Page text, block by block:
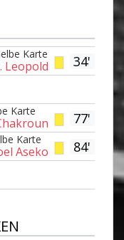
34'
Karte
Leopold
77'
Karte
84'
Karte
Aseko